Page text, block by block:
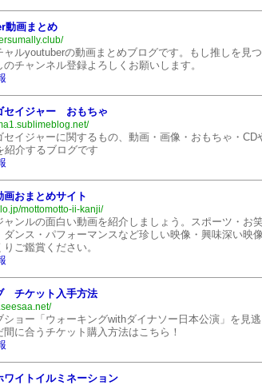
動画まとめ
ャルyoutuberの動画まとめブログです。もし推しを見つ
のチャンネル登録よろしくお願いします。
セイジャー おもちゃ
セイジャーに関するもの、動画・画像・おもちゃ・CD
紹介するブログです
画おまとめサイト
mottomotto-ii-kanji/
ャンルの面白い動画を紹介しましょう。スポーツ・お
ダンス・パフォーマンスなど珍しい映像・興味深い映像
ご鑑賞ください。
チケット入手方法
ショー「ウォーキングwithダイナソー日本公演」を見逃
間に合うチケット購入方法はこちら！
ワイトイルミネーション